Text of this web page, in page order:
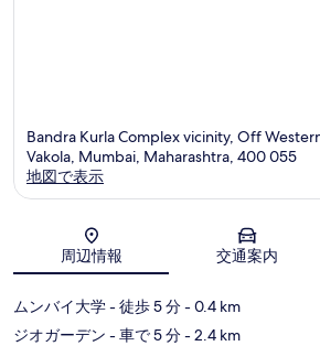
Bandra Kurla Complex vicinity, Off
Vakola, Mumbai, Maharashtra, 400 055
地図で表示
周辺情報 交通案内
ムンバイ大学- 徒歩 5 分- 0.4 km
ジオガーデン - 車で 5 分- 2.4 km